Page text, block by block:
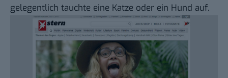
gelegentlich tauchte eine Katze oder ein Hund auf.